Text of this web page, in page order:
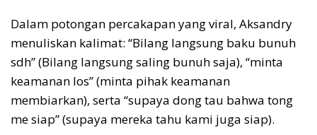
Dalam potongan percakapan yang viral, Aksandry
menuliskan kalimat: “Bilang langsung baku bunuh
sdh” (Bilang langsung saling bunuh saja), “minta
keamanan los” (minta pihak keamanan
membiarkan), serta “supaya dong tau bahwa tong
me siap” (supaya mereka tahu kami juga siap).